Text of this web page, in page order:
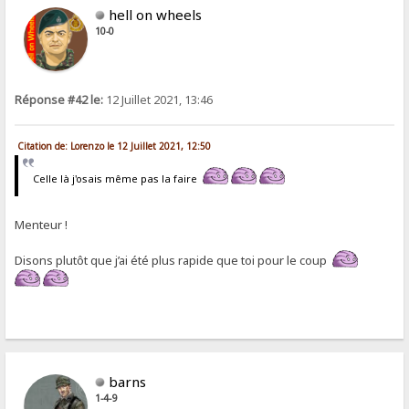
hell on wheels
10-0
Réponse #42 le: 12 Juillet 2021, 13:46
Citation de: Lorenzo le 12 Juillet 2021, 12:50
Celle là j'osais même pas la faire
Menteur !
Disons plutôt que j’ai été plus rapide que toi pour le coup
barns
1-4-9